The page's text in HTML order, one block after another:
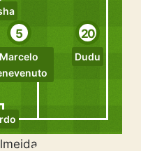
5
Marcelo
20
Dudu